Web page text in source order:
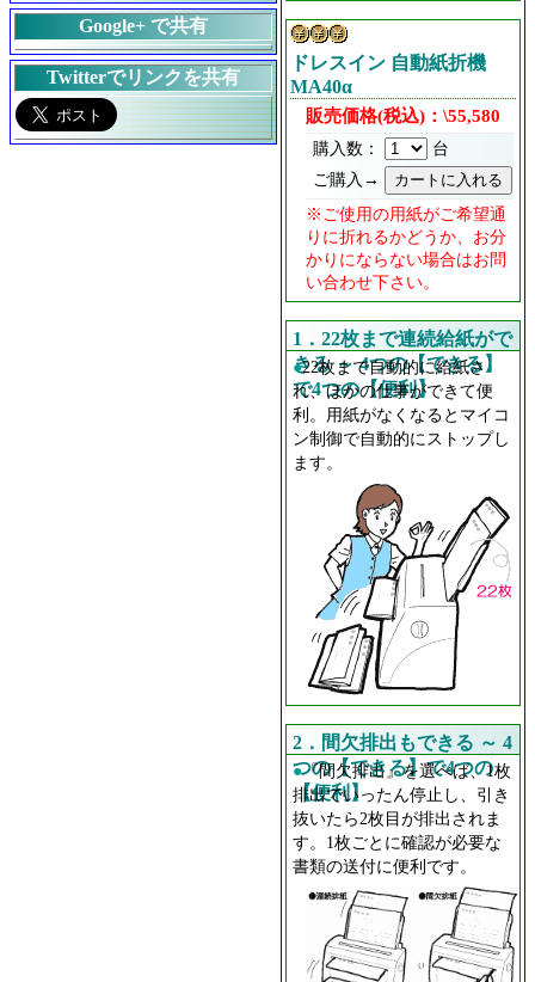
ドレスイン 自動紙折機
MA40α
販売価格(税込)：\55,580
購入数：
台
ご購入→
※ご使用の用紙がご希望通
りに折れるかどうか、お分
かりにならない場合はお問
い合わせ下さい。
1．22枚まで連続給紙がで
きる ～ 4つの【できる】
で4つの【便利】
●22枚まで自動的に給紙さ
れ、ほかの仕事ができて便
利。用紙がなくなるとマイコ
ン制御で自動的にストップし
ます。
2．間欠排出もできる ～ 4
つの【できる】で4つの
【便利】
●『間欠排出』を選べば、1枚
排出でいったん停止し、引き
抜いたら2枚目が排出されま
す。1枚ごとに確認が必要な
書類の送付に便利です。
Google+ で共有
Twitterでリンクを共有